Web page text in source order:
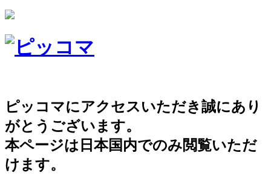
ピッコマにアクセスいただき誠にあり
がとうございます。
本ページは日本国内でのみ閲覧いただ
けます。